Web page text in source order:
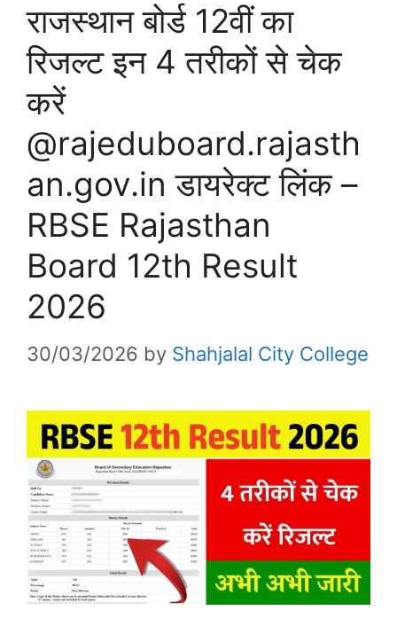
राजस्थान बोर्ड 12वीं का
रिजल्ट इन 4 तरीकों से चेक
करें
@rajeduboard.rajasth
an.gov.in डायरेक्ट लिंक –
RBSE Rajasthan
Board 12th Result
2026
30/03/2026 by Shahjalal City College